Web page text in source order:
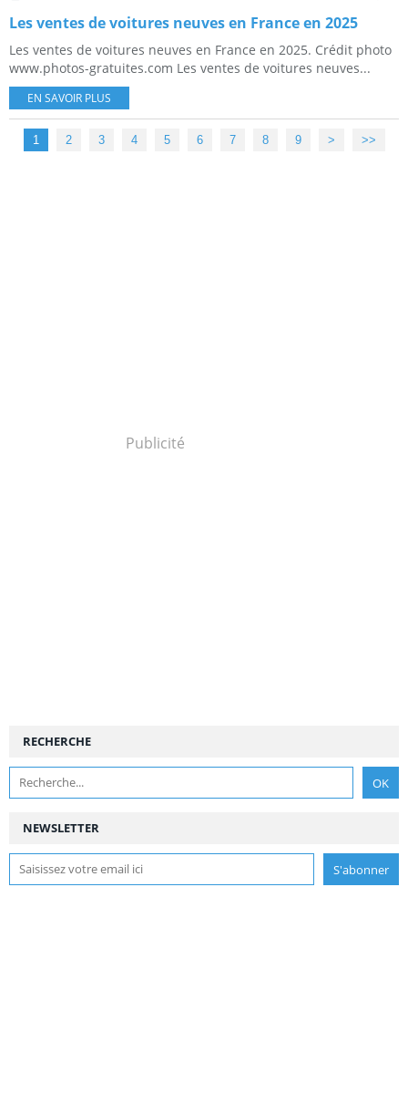
Les ventes de voitures neuves en France en 2025
Les ventes de voitures neuves en France en 2025. Crédit photo
www.photos-gratuites.com Les ventes de voitures neuves...
EN SAVOIR PLUS
1 2 3 4 5 6 7 8 9 > >>
Publicité
NEWSLETTER
RECHERCHE